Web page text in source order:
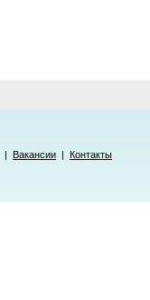
| Вакансии | Контакты